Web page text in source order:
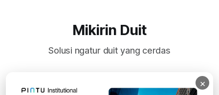
Mikirin Duit
Solusi ngatur duit yang cerdas
Subscribe
×